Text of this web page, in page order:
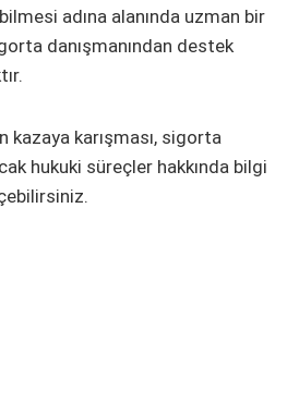
adına alanında uzman bir
danışmanından destek
kazaya karışması, sigorta
hukuki süreçler hakkında bilgi